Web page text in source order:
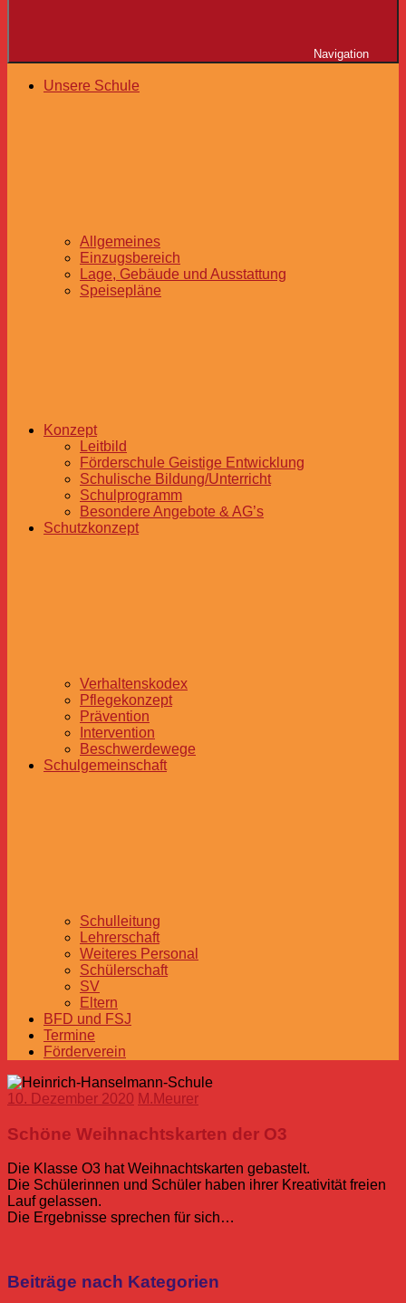
Navigation
Unsere Schule
Allgemeines
Einzugsbereich
Lage, Gebäude und Ausstattung
Speisepläne
Konzept
Leitbild
Förderschule Geistige Entwicklung
Schulische Bildung/Unterricht
Schulprogramm
Besondere Angebote & AG’s
Schutzkonzept
Verhaltenskodex
Pflegekonzept
Prävention
Intervention
Beschwerdewege
Schulgemeinschaft
Schulleitung
Lehrerschaft
Weiteres Personal
Schülerschaft
SV
Eltern
BFD und FSJ
Termine
Förderverein
10. Dezember 2020 M.Meurer
Schöne Weihnachtskarten der O3
Die Klasse O3 hat Weihnachtskarten gebastelt.
Die Schülerinnen und Schüler haben ihrer Kreativität freien
Lauf gelassen.
Die Ergebnisse sprechen für sich…
Oberstufe
Beiträge nach Kategorien